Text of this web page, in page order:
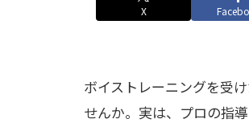
X
ボイストレーニングを受
せんか。実は、プロの指